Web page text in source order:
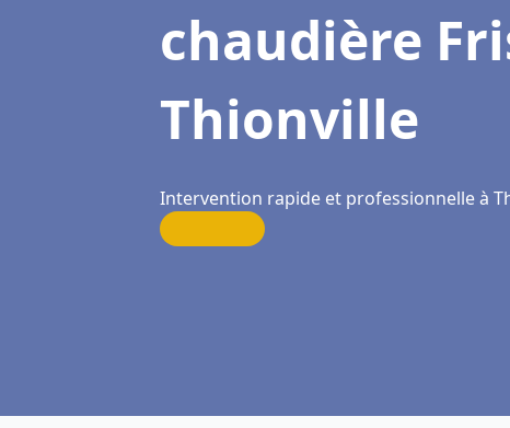
chaudière
Thionville
Intervention rapide et professionnelle à